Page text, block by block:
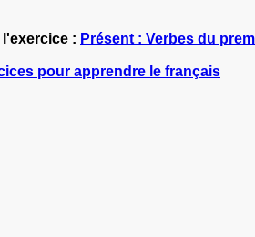
l'exercice : Présent : Verbes du
pour apprendre le français